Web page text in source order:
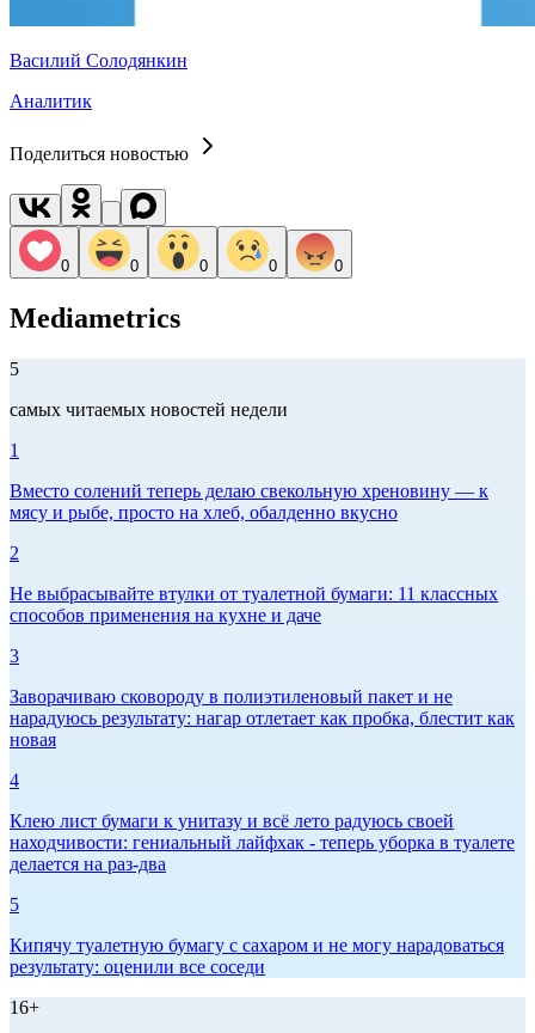
Василий Солодянкин
Аналитик
Поделиться новостью
0 0 0 0 0
Mediametrics
5
самых читаемых новостей недели
1
Вместо солений теперь делаю свекольную хреновину — к
мясу и рыбе, просто на хлеб, обалденно вкусно
2
Не выбрасывайте втулки от туалетной бумаги: 11 классных
способов применения на кухне и даче
3
Заворачиваю сковороду в полиэтиленовый пакет и не
нарадуюсь результату: нагар отлетает как пробка, блестит как
новая
4
Клею лист бумаги к унитазу и всё лето радуюсь своей
находчивости: гениальный лайфхак - теперь уборка в туалете
делается на раз-два
5
Кипячу туалетную бумагу с сахаром и не могу нарадоваться
результату: оценили все соседи
16+